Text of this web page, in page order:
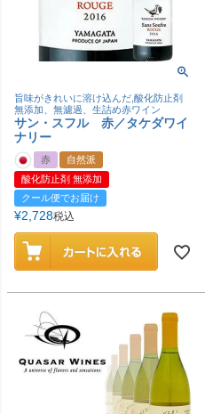
旨味がきれいに溶け込んだ,酸化防止剤
無添加、無濾過、生詰め赤ワイン
サン・スフル 赤／タケダワイ
ナリー
赤
自然派
酸化防止剤 無添加
クール便でお届け
¥2,728税込